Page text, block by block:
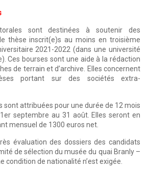
sont destinées à soutenir des
thèse inscrit(e)s au moins en troisième
2021-2022 (dans une université
Ces bourses sont une aide à la rédaction
de terrain et d’archive. Elles concernent
portant sur des sociétés extra-
sont attribuées pour une durée de 12 mois
septembre au 31 août. Elles seront en
mensuel de 1300 euros net.
évaluation des dossiers des candidats
de sélection du musée du quai Branly –
condition de nationalité n’est exigée.